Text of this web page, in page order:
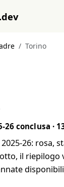
Torino
26 conclusa ·
26: rosa,
il riepilogo